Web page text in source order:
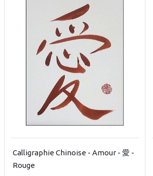
Calligraphie Chinoise - Amour - 愛 -
Rouge